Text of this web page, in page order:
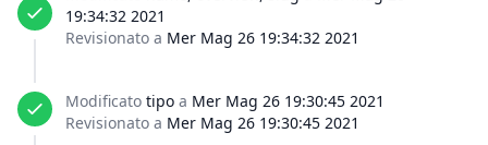
19:34:32 2021
Revisionato a Mer Mag 26 19:34:32 2021
Modificato tipo a Mer Mag 26 19:30:45 2021
Revisionato a Mer Mag 26 19:30:45 2021